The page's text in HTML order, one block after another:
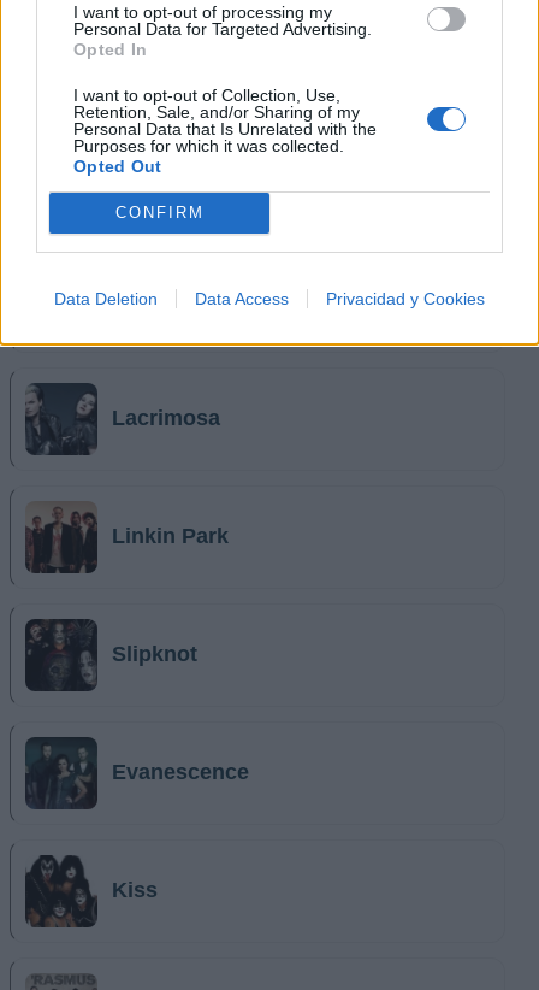
I want to opt-out of processing my
Personal Data for Targeted Advertising.
Opted In
I want to opt-out of Collection, Use,
Retention, Sale, and/or Sharing of my
Personal Data that Is Unrelated with the
Purposes for which it was collected.
Opted Out
CONFIRM
Data Deletion Data Access Privacidad y Cookies
Música Relacionada
Rammstein
Lacrimosa
Linkin Park
Slipknot
Evanescence
Kiss